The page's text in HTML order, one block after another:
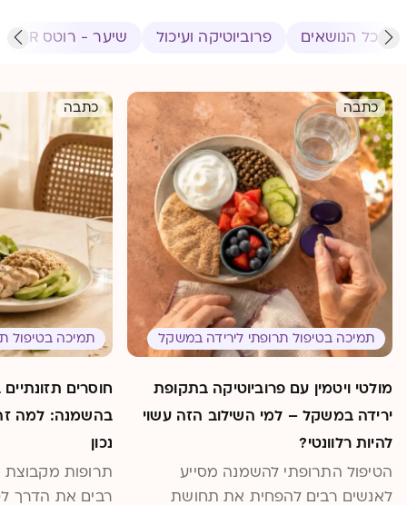
כל הנושאים פרוביוטיקה ועיכול שיער - רוטס HR
כתבה
תמיכה בטיפול תרופתי לירידה במשקל
מולטי ויטמין עם פרוביוטיקה בתקופת
ירידה במשקל – למי השילוב הזה עשוי
להיות רלוונטי?
הטיפול התרופתי להשמנה מסייע
לאנשים רבים להפחית את תחושת
כתבה
תמיכה בטיפול
חוסרים
בהשמנה: למה
נכון
רבים את הדרך